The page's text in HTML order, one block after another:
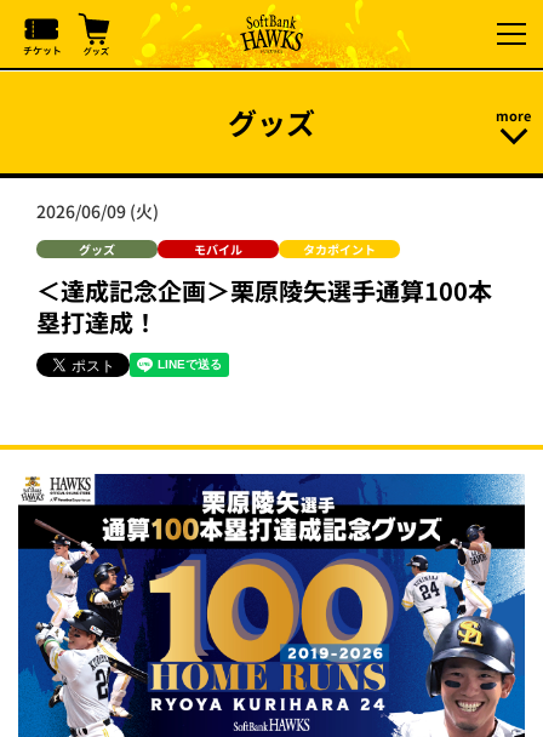
グッズ
2026/06/09 (火)
グッズ モバイル タカポイント
＜達成記念企画＞栗原陵矢選手通算100本
塁打達成！